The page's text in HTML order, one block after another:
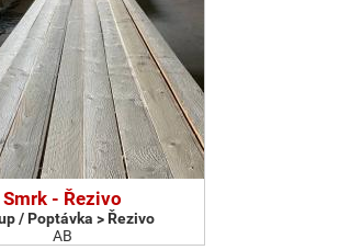
Smrk - Řezivo
/ Poptávka > Řezivo
AB